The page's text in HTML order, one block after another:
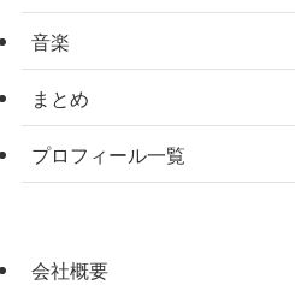
音楽
まとめ
プロフィール一覧
会社概要